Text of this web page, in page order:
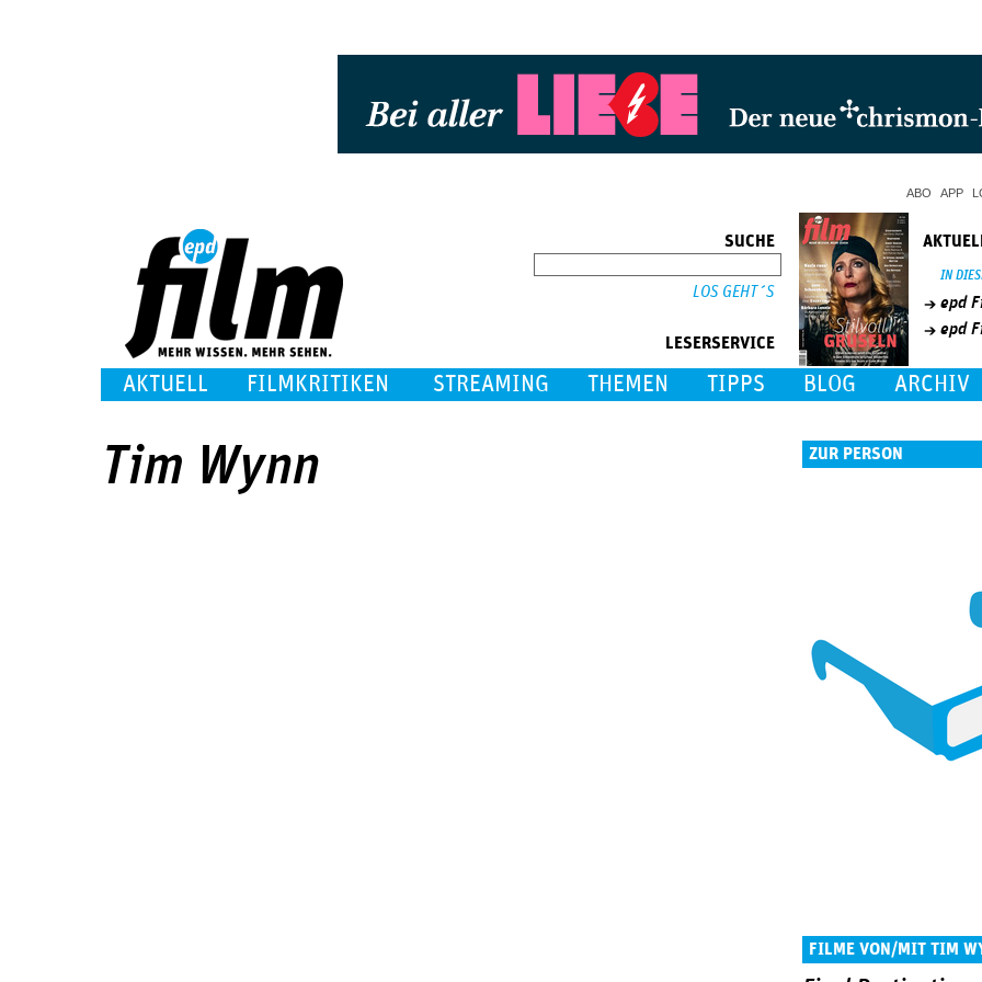
ABO APP
SUCHE
LESERSERVICE
IN
epd
epd
AKTUELL FILMKRITIKEN STREAMING THEMEN TIPPS BLOG ARCHIV
Tim Wynn ZUR PERSON
FILME VON/MIT TIM